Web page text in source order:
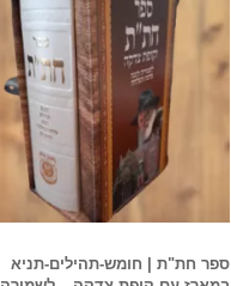
ספר חת"ת | חומש-תהילים-תניא